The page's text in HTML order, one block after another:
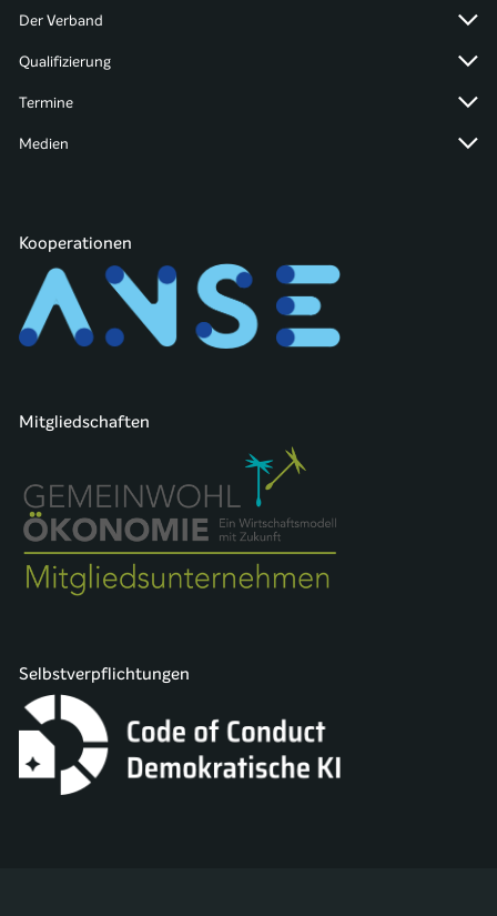
Der Verband
Qualifizierung
Termine
Medien
Kooperationen
Mitgliedschaften
Selbstverpflichtungen